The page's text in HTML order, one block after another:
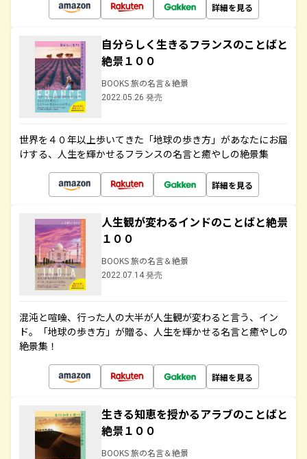
詳細を見る
自分らしく生きるフランスのことばと
絶景１００
BOOKS 旅の名言＆絶景
2022.05.26 発売
世界を４０年以上歩いてきた「地球の歩き方」があなたにお届
けする、人生を輝かせるフランスの名言と癒やしの絶景集
詳細を見る
人生観が変わるインドのことばと絶景
１００
BOOKS 旅の名言＆絶景
2022.07.14 発売
混沌と喧噪、行った人の大半が人生観が変わると言う、イン
ド。「地球の歩き方」が贈る、人生を輝かせる名言と癒やしの
絶景集！
詳細を見る
生きる知恵を授かるアラブのことばと
絶景１００
BOOKS 旅の名言＆絶景